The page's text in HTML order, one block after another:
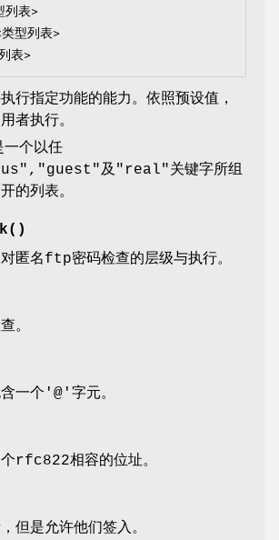
表>
型列表>
表>
行指定功能的能力。依照预设值，
者执行。
一个以任
及"real"关键字所组
的列表。
匿名ftp密码检查的层级与执行。
。
一个'@'字元。
rfc822相容的位址。
但是允许他们签入。